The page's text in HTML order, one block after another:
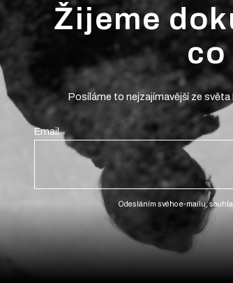
Žijeme
co
Posíláme to nejzajímavější ze světa
Email
Odesláním svého e-mailu,